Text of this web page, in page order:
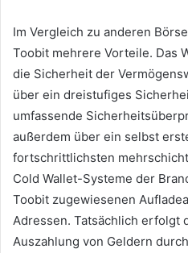
Im Vergleich zu anderen
Toobit mehrere Vorteile. Das
die Sicherheit der
über ein dreistufiges
umfassende
außerdem über ein selbst
fortschrittlichsten
Cold Wallet-Systeme der
Toobit zugewiesenen
Adressen. Tatsächlich erfolgt
Auszahlung von Geldern